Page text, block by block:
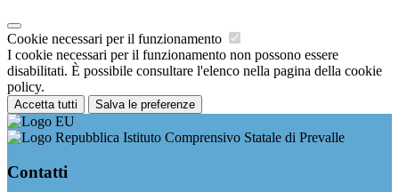
Cookie necessari per il funzionamento
I cookie necessari per il funzionamento non possono essere
disabilitati. È possibile consultare l'elenco nella pagina della cookie
policy.
Accetta tutti Salva le preferenze
Istituto Comprensivo Statale di Prevalle
Contatti